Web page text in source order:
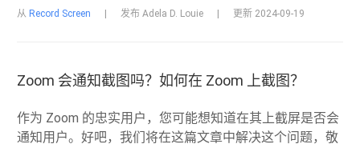
从 Record Screen 发布 Adela D. Louie 更新 2024-09-19
Zoom 会通知截图吗？如何在 Zoom 上截图？
作为 Zoom 的忠实用户，您可能想知道在其上截屏是否会
通知用户。好吧，我们将在这篇文章中解决这个问题，敬